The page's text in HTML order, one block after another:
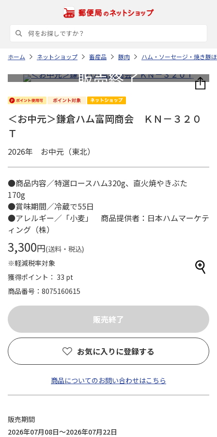
ホーム ネットショップ 畜産品 豚肉 ハム・ソーセージ・焼き豚
＜お中元＞鎌倉ハム富岡商会 ＫＮ－３２０
Ｔ
2026年 お中元（東北）
●商品内容／特選ロースハム320g、直火焼やきぶた
170g
●賞味期間／冷蔵で55日
●アレルギー／「小麦」 商品提供者：日本ハムマーケテ
ィング（株）
3,300円(送料・税込)
※軽減税率対象
獲得ポイント： 33 pt
商品番号
8075160615
お気に入りに登録する
商品についてのお問い合わせはこちら
販売期間
2026年07月08日～2026年07月22日